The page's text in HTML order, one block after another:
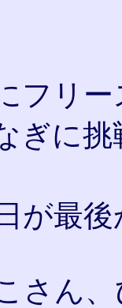
フリ
ぎに
が最
さん